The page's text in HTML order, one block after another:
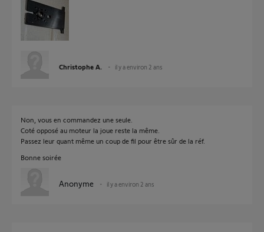
Christophe A. il y a environ 2 ans
Non, vous en commandez une seule.
Coté opposé au moteur la joue reste la même.
Passez leur quant même un coup de fil pour être sûr de la réf.
Bonne soirée
Anonyme il y a environ 2 ans